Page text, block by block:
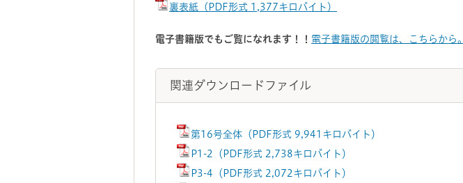
裏表紙（PDF形式 1,377キロバイト）
電子書籍版でもご覧になれます！！ 電子書籍版の閲覧は、こちらから。
関連ダウンロードファイル
第16号全体（PDF形式 9,941キロバイト）
P1-2（PDF形式 2,738キロバイト）
P3-4（PDF形式 2,072キロバイト）